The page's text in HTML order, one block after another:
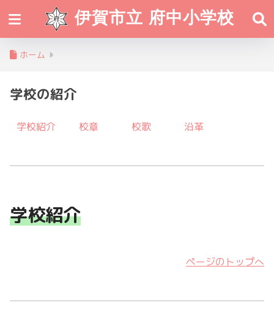
伊賀市立 府中小学校
ホーム
学校の紹介
学校紹介 校章 校歌 沿革
学校紹介
ページのトップへ